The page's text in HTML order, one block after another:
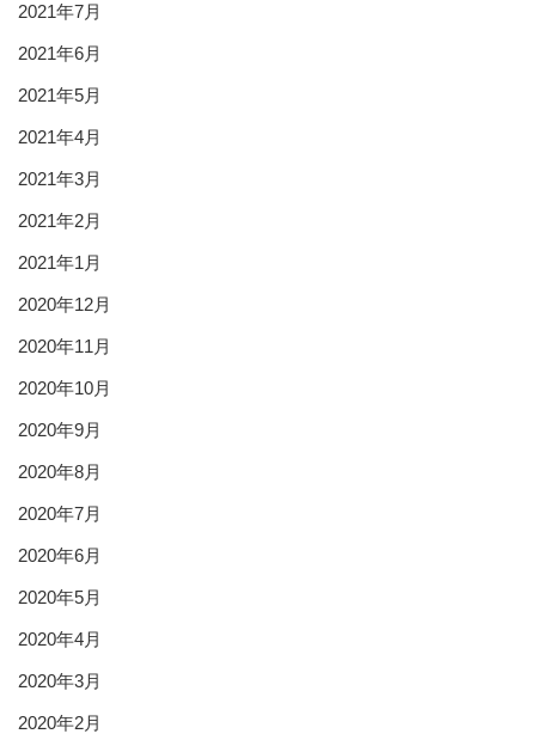
2021年7月
2021年6月
2021年5月
2021年4月
2021年3月
2021年2月
2021年1月
2020年12月
2020年11月
2020年10月
2020年9月
2020年8月
2020年7月
2020年6月
2020年5月
2020年4月
2020年3月
2020年2月